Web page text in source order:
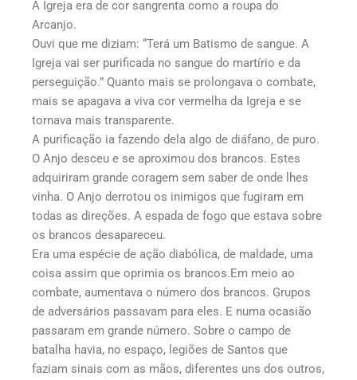
A Igreja era de cor sangrenta como a roupa do
Arcanjo.
Ouvi que me diziam: “Terá um Batismo de sangue. A
Igreja vai ser purificada no sangue do martírio e da
perseguição.” Quanto mais se prolongava o combate,
mais se apagava a viva cor vermelha da Igreja e se
tornava mais transparente.
A purificação ia fazendo dela algo de diáfano, de puro.
O Anjo desceu e se aproximou dos brancos. Estes
adquiriram grande coragem sem saber de onde lhes
vinha. O Anjo derrotou os inimigos que fugiram em
todas as direções. A espada de fogo que estava sobre
os brancos desapareceu.
Era uma espécie de ação diabólica, de maldade, uma
coisa assim que oprimia os brancos.Em meio ao
combate, aumentava o número dos brancos. Grupos
de adversários passavam para eles. E numa ocasião
passaram em grande número. Sobre o campo de
batalha havia, no espaço, legiões de Santos que
faziam sinais com as mãos, diferentes uns dos outros,